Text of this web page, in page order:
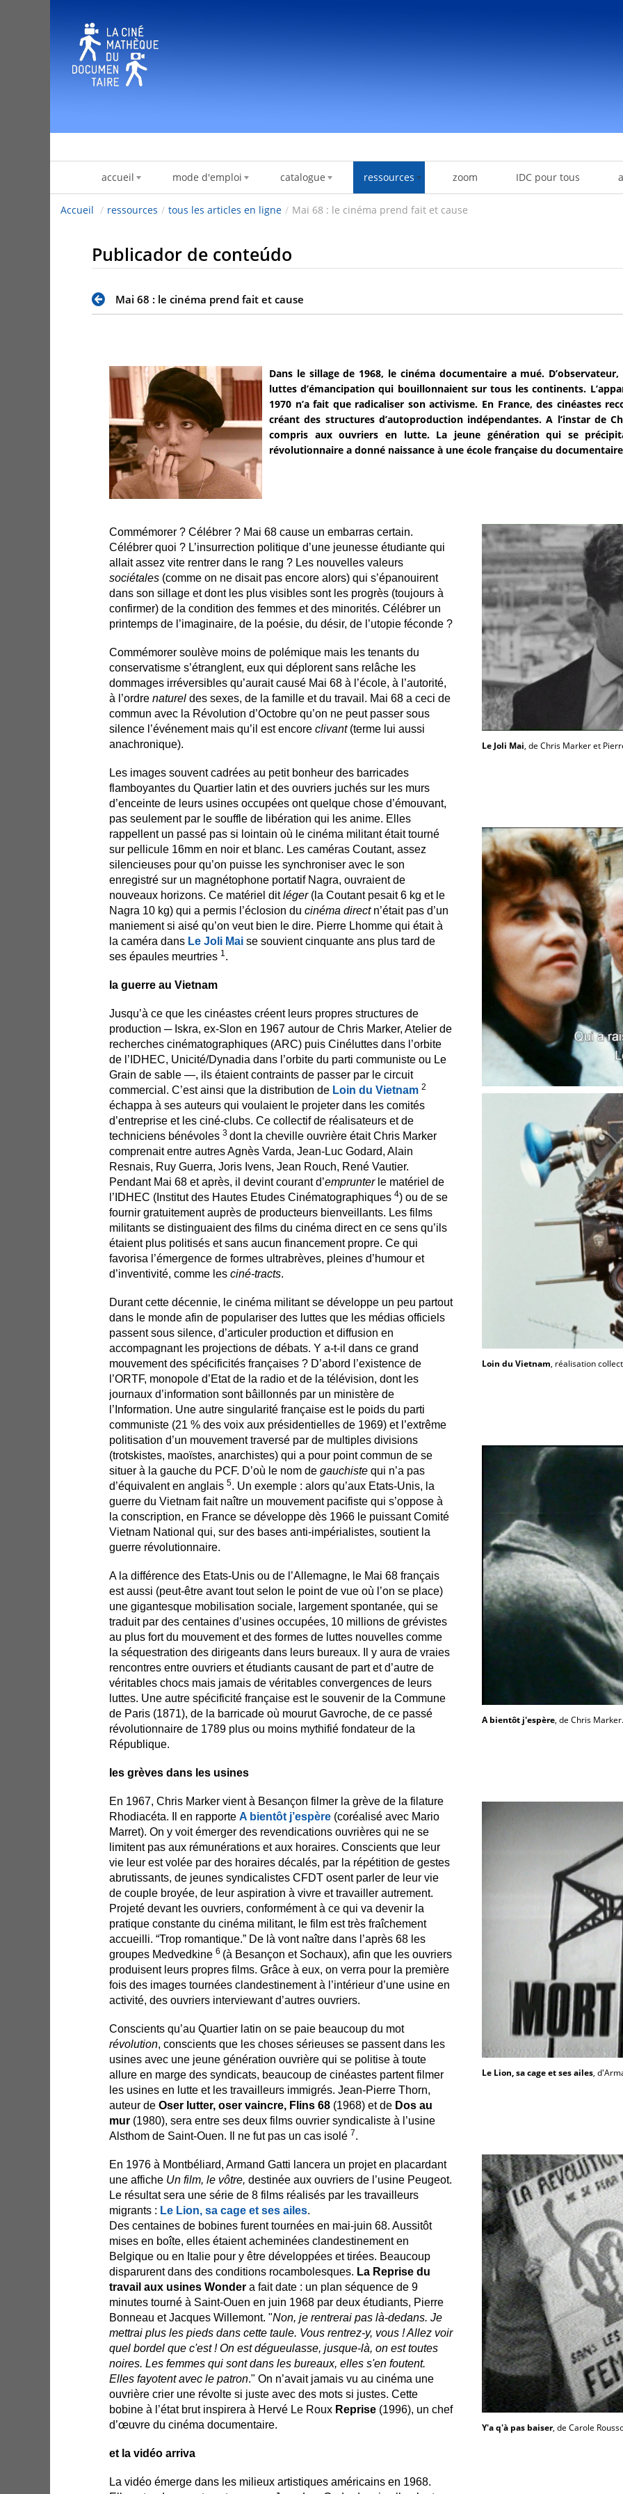
accueil mode d'emploi catalogue ressources zoom IDC pour tous
Accueil / ressources / tous les articles en ligne / Mai 68 : le cinéma prend fait et cause
Publicador de conteúdo
Mai 68 : le cinéma prend fait et cause
Dans le sillage de 1968, le cinéma documentaire a mué.
luttes d’émancipation qui bouillonnaient sur tous les continents.
1970 n’a fait que radicaliser son activisme. En France, des cinéastes
créant des structures d’autoproduction indépendantes. A l’instar de
compris aux ouvriers en lutte. La jeune génération qui se
révolutionnaire a donné naissance à une école française du
Commémorer ? Célébrer ? Mai 68 cause un embarras certain.
Célébrer quoi ? L’insurrection politique d’une jeunesse étudiante qui
allait assez vite rentrer dans le rang ? Les nouvelles valeurs
sociétales (comme on ne disait pas encore alors) qui s’épanouirent
dans son sillage et dont les plus visibles sont les progrès (toujours à
confirmer) de la condition des femmes et des minorités. Célébrer un
printemps de l’imaginaire, de la poésie, du désir, de l’utopie féconde ?
Commémorer soulève moins de polémique mais les tenants du
conservatisme s’étranglent, eux qui déplorent sans relâche les
dommages irréversibles qu’aurait causé Mai 68 à l’école, à l’autorité,
à l’ordre naturel des sexes, de la famille et du travail. Mai 68 a ceci de
commun avec la Révolution d’Octobre qu’on ne peut passer sous
silence l’événement mais qu’il est encore clivant(terme lui aussi
anachronique).
Les images souvent cadrées au petit bonheur des barricades
flamboyantes du Quartier latin et des ouvriers juchés sur les murs
d’enceinte de leurs usines occupées ont quelque chose d’émouvant,
pas seulement par le souffle de libération qui les anime. Elles
rappellent un passé pas si lointain où le cinéma militant était tourné
sur pellicule 16mm en noir et blanc. Les caméras Coutant, assez
silencieuses pour qu’on puisse les synchroniser avec le son
enregistré sur un magnétophone portatif Nagra, ouvraient de
nouveaux horizons. Ce matériel ditléger(la Coutant pesait 6 kg et le
Nagra 10 kg) qui a permis l’éclosion du cinéma directn’était pas d’un
maniement si aisé qu’on veut bien le dire. Pierre Lhomme qui était à
la caméra dans Le Joli Mai se souvient cinquante ans plus tard de
ses épaules meurtries 1.
la guerre au Vietnam
Jusqu’à ce que les cinéastes créent leurs propres structures de
production ─ Iskra, ex-Slon en 1967 autour de Chris Marker, Atelier de
recherches cinématographiques (ARC) puis Cinéluttes dans l’orbite
de l’IDHEC, Unicité/Dynadia dans l’orbite du parti communiste ou Le
Grain de sable —, ils étaient contraints de passer par le circuit
commercial. C’est ainsi que la distribution de Loin du Vietnam 2
échappa à ses auteurs qui voulaient le projeter dans les comités
d’entreprise et les ciné-clubs. Ce collectif de réalisateurs et de
techniciens bénévoles 3 dont la cheville ouvrière était Chris Marker
comprenait entre autres Agnès Varda, Jean-Luc Godard, Alain
Resnais, Ruy Guerra, Joris Ivens, Jean Rouch, René Vautier.
Pendant Mai 68 et après, il devint courant d’emprunter le matériel de
l’IDHEC (Institut des Hautes Etudes Cinématographiques 4) ou de se
fournir gratuitement auprès de producteurs bienveillants. Les films
militants se distinguaient des films du cinéma direct en ce sens qu’ils
étaient plus politisés et sans aucun financement propre. Ce qui
favorisa l’émergence de formes ultrabrèves, pleines d’humour et
d’inventivité, comme les ciné-tracts.
Durant cette décennie, le cinéma militant se développe un peu partout
dans le monde afin de populariser des luttes que les médias officiels
passent sous silence, d’articuler production et diffusion en
accompagnant les projections de débats. Y a-t-il dans ce grand
mouvement des spécificités françaises ? D’abord l’existence de
l’ORTF, monopole d’Etat de la radio et de la télévision, dont les
journaux d’information sont bâillonnés par un ministère de
l’Information. Une autre singularité française est le poids du parti
communiste (21 % des voix aux présidentielles de 1969) et l’extrême
politisation d’un mouvement traversé par de multiples divisions
(trotskistes, maoïstes, anarchistes) qui a pour point commun de se
situer à la gauche du PCF. D’où le nom de gauchiste qui n’a pas
d’équivalent en anglais 5. Un exemple : alors qu’aux Etats-Unis, la
guerre du Vietnam fait naître un mouvement pacifiste qui s’oppose à
la conscription, en France se développe dès 1966 le puissant Comité
Vietnam National qui, sur des bases anti-impérialistes, soutient la
guerre révolutionnaire.
A la différence des Etats-Unis ou de l’Allemagne, le Mai 68 français
est aussi (peut-être avant tout selon le point de vue où l’on se place)
une gigantesque mobilisation sociale, largement spontanée, qui se
traduit par des centaines d’usines occupées, 10 millions de grévistes
au plus fort du mouvement et des formes de luttes nouvelles comme
la séquestration des dirigeants dans leurs bureaux. Il y aura de vraies
rencontres entre ouvriers et étudiants causant de part et d’autre de
véritables chocs mais jamais de véritables convergences de leurs
luttes. Une autre spécificité française est le souvenir de la Commune
de Paris (1871), de la barricade où mourut Gavroche, de ce passé
révolutionnaire de 1789 plus ou moins mythifié fondateur de la
République.
les grèves dans les usines
En 1967, Chris Marker vient à Besançon filmer la grève de la filature
Rhodiacéta. Il en rapporte A bientôt j’espère (coréalisé avec Mario
Marret). On y voit émerger des revendications ouvrières qui ne se
limitent pas aux rémunérations et aux horaires. Conscients que leur
vie leur est volée par des horaires décalés, par la répétition de gestes
abrutissants, de jeunes syndicalistes CFDT osent parler de leur vie
de couple broyée, de leur aspiration à vivre et travailler autrement.
Projeté devant les ouvriers, conformément à ce qui va devenir la
pratique constante du cinéma militant, le film est très fraîchement
accueilli. “Trop romantique.” De là vont naître dans l’après 68 les
groupes Medvedkine 6 (à Besançon et Sochaux), afin que les ouvriers
produisent leurs propres films. Grâce à eux, on verra pour la première
fois des images tournées clandestinement à l’intérieur d’une usine en
activité, des ouvriers interviewant d’autres ouvriers.
Conscients qu’au Quartier latin on se paie beaucoup du mot
révolution, conscients que les choses sérieuses se passent dans les
usines avec une jeune génération ouvrière qui se politise à toute
allure en marge des syndicats, beaucoup de cinéastes partent filmer
les usines en lutte et les travailleurs immigrés. Jean-Pierre Thorn,
auteur de Oser lutter, oser vaincre, Flins 68 (1968) et de Dos au
mur (1980), sera entre ses deux films ouvrier syndicaliste à l’usine
Alsthom de Saint-Ouen. Il ne fut pas un cas isolé 7.
En 1976 à Montbéliard, Armand Gatti lancera un projet en placardant
une affiche Un film, le vôtre, destinée aux ouvriers de l’usine Peugeot.
Le résultat sera une série de 8 films réalisés par les travailleurs
migrants : Le Lion, sa cage et ses ailes.
Des centaines de bobines furent tournées en mai-juin 68. Aussitôt
mises en boîte, elles étaient acheminées clandestinement en
Belgique ou en Italie pour y être développées et tirées. Beaucoup
disparurent dans des conditions rocambolesques. La Reprise du
travail aux usines Wonder a fait date : un plan séquence de 9
minutes tourné à Saint-Ouen en juin 1968 par deux étudiants, Pierre
Bonneau et Jacques Willemont. "Non, je rentrerai pas là-dedans. Je
mettrai plus les pieds dans cette taule. Vous rentrez-y, vous ! Allez voir
quel bordel que c'est ! On est dégueulasse, jusque-là, on est toutes
noires. Les femmes qui sont dans les bureaux, elles s'en foutent.
Elles fayotent avec le patron." On n’avait jamais vu au cinéma une
ouvrière crier une révolte si juste avec des mots si justes. Cette
bobine à l’état brut inspirera à Hervé Le Roux Reprise (1996), un chef
d’œuvre du cinéma documentaire.
et la vidéo arriva
La vidéo émerge dans les milieux artistiques américains en 1968.
Le Joli Mai, de Chris Marker et
Loin du Vietnam, réalisation
A bientôt j'espère, de Chris Marker.
Le Lion, sa cage et ses ailes,
Y'a q'à pas baiser, de Carole